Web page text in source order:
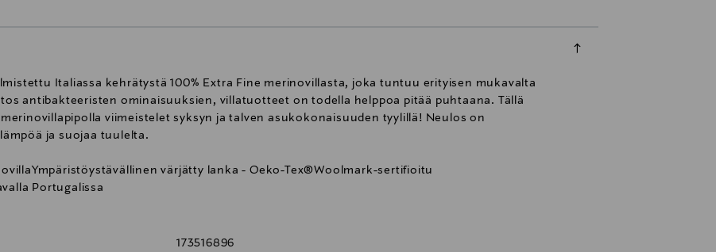
Italiassa kehrätystä 100% Extra Fine merinovillasta, joka tuntuu erityisen mukavalta
antibakteeristen ominaisuuksien, villatuotteet on todella helppoa pitää puhtaana. Tällä
viimeistelet syksyn ja talven asukokonaisuuden tyylillä! Neulos on
ja suojaa tuulelta.
Ympäristöystävällinen värjätty lanka - Oeko-Tex®Woolmark-sertifioitu
Portugalissa
173516896